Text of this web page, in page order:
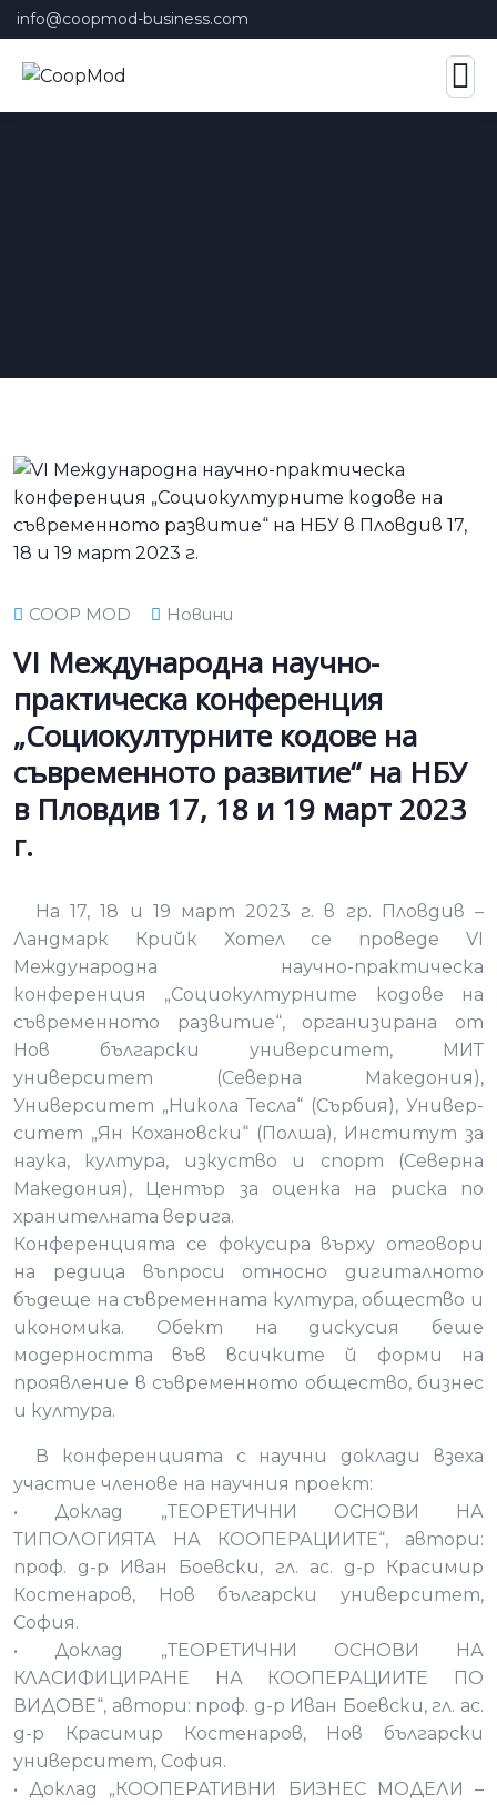
info@coopmod-business.com
COOP MOD Новини
VI Международна научно-
практическа конференция
„Социокултурните кодове на
съвременното развитие“ на НБУ
в Пловдив 17, 18 и 19 март 2023
г.
На 17, 18 и 19 март 2023 г. в гр. Пловдив –
Ландмарк Крийк Хотел се проведе VI
Международна научно-практическа
конференция „Социокултурните кодове на
съвременното развитие“, организирана от
Нов български университет, МИТ
университет (Северна Македония),
Университет „Никола Тесла“ (Сърбия), Универ­
ситет „Ян Кохановски“ (Полша), Институт за
наука, култура, из­куство и спорт (Северна
Македония), Център за оценка на риска по
хранителната верига.
Конференцията се фокусира върху отговори
на редица въпроси относно дигиталното
бъдеще на съвременната култура, общество и
икономика. Обект на дискусия беше
модерността във всичките й форми на
проявление в съвременното общество, бизнес
и култура.
В конференцията с научни доклади взеха
участие членове на научния проект:
• Доклад „ТЕОРЕТИЧНИ ОСНОВИ НА
ТИПОЛОГИЯТА НА КООПЕРАЦИИТЕ“, автори:
проф. д-р Иван Боевски, гл. ас. д-р Красимир
Костенаров, Нов български университет,
София.
• Доклад „ТЕОРЕТИЧНИ ОСНОВИ НА
КЛАСИФИЦИРАНЕ НА КООПЕРАЦИИТЕ ПО
ВИДОВЕ“, автори: проф. д-р Иван Боевски, гл. ас.
д-р Красимир Костенаров, Нов български
университет, София.
• Доклад „КООПЕРАТИВНИ БИЗНЕС МОДЕЛИ –